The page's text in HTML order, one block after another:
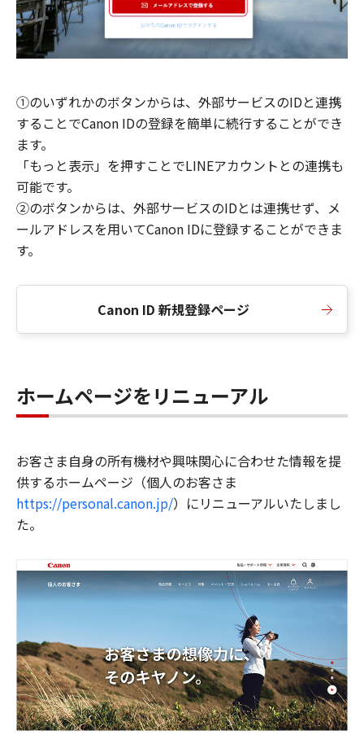
①のいずれかのボタンからは、外部サービスのIDと連携
することでCanon IDの登録を簡単に続行することができ
ます。
「もっと表示」を押すことでLINEアカウントとの連携も
可能です。
②のボタンからは、外部サービスのIDとは連携せず、メ
ールアドレスを用いてCanon IDに登録することができま
す。
Canon ID 新規登録ページ
ホームページをリニューアル
お客さま自身の所有機材や興味関心に合わせた情報を提
供するホームページ（個人のお客さま
https://personal.canon.jp/）にリニューアルいたしまし
た。